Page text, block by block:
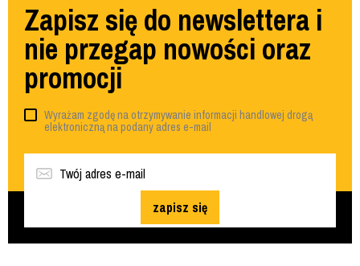
Zapisz się do newslettera i
nie przegap nowości oraz
promocji
Wyrażam zgodę na otrzymywanie informacji handlowej drogą
elektroniczną na podany adres e-mail
zapisz się